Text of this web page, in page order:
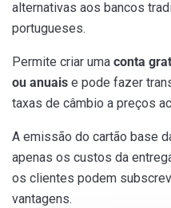
alternativas aos bancos
portugueses.
Permite criar uma conta
ou anuais e pode fazer
taxas de câmbio a preços
A emissão do cartão base
apenas os custos da
os clientes podem
vantagens.